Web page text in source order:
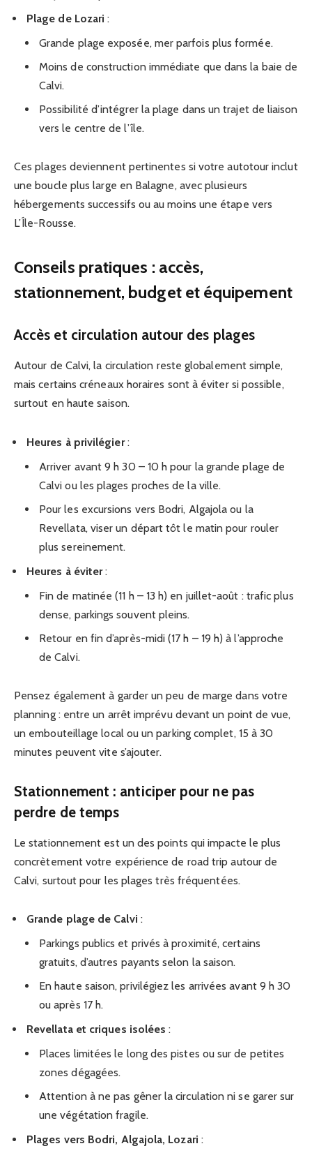
Plage de Lozari :
Grande plage exposée, mer parfois plus formée.
Moins de construction immédiate que dans la baie de
Calvi.
Possibilité d’intégrer la plage dans un trajet de liaison
vers le centre de l’île.
Ces plages deviennent pertinentes si votre autotour inclut
une boucle plus large en Balagne, avec plusieurs
hébergements successifs ou au moins une étape vers
L’Île-Rousse.
Conseils pratiques : accès,
stationnement, budget et équipement
Accès et circulation autour des plages
Autour de Calvi, la circulation reste globalement simple,
mais certains créneaux horaires sont à éviter si possible,
surtout en haute saison.
Heures à privilégier:
Arriver avant 9 h 30 – 10 h pour la grande plage de
Calvi ou les plages proches de la ville.
Pour les excursions vers Bodri, Algajola ou la
Revellata, viser un départ tôt le matin pour rouler
plus sereinement.
Heures à éviter:
Fin de matinée (11 h – 13 h) en juillet-août : trafic plus
dense, parkings souvent pleins.
Retour en fin d’après-midi (17 h – 19 h) à l’approche
de Calvi.
Pensez également à garder un peu de marge dans votre
planning : entre un arrêt imprévu devant un point de vue,
un embouteillage local ou un parking complet, 15 à 30
minutes peuvent vite s’ajouter.
Stationnement : anticiper pour ne pas
perdre de temps
Le stationnement est un des points qui impacte le plus
concrètement votre expérience de road trip autour de
Calvi, surtout pour les plages très fréquentées.
Grande plage de Calvi :
Parkings publics et privés à proximité, certains
gratuits, d’autres payants selon la saison.
En haute saison, privilégiez les arrivées avant 9 h 30
ou après 17 h.
Revellata et criques isolées :
Places limitées le long des pistes ou sur de petites
zones dégagées.
Attention à ne pas gêner la circulation ni se garer sur
une végétation fragile.
Plages vers Bodri, Algajola, Lozari :